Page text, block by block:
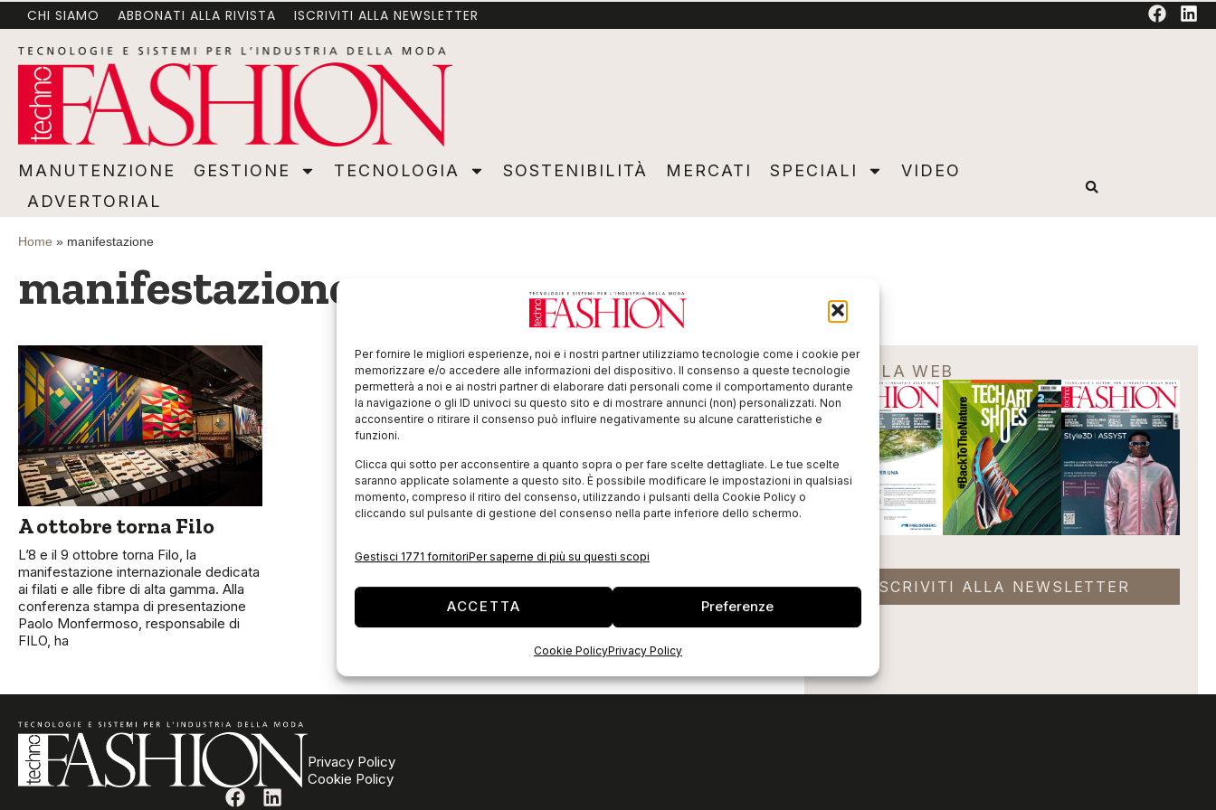
Per fornire le migliori esperienze, noi e i nostri partner utilizziamo tecnologie come i cookie per
memorizzare e/o accedere alle informazioni del dispositivo. Il consenso a queste tecnologie
permetterà a noi e ai nostri partner di elaborare dati personali come il comportamento durante
la navigazione o gli ID univoci su questo sito e di mostrare annunci (non) personalizzati. Non
acconsentire o ritirare il consenso può influire negativamente su alcune caratteristiche e
funzioni.
Clicca qui sotto per acconsentire a quanto sopra o per fare scelte dettagliate. Le tue scelte
saranno applicate solamente a questo sito. È possibile modificare le impostazioni in qualsiasi
momento, compreso il ritiro del consenso, utilizzando i pulsanti della Cookie Policy o
cliccando sul pulsante di gestione del consenso nella parte inferiore dello schermo.
Gestisci 1771 fornitoriPer saperne di più su questi scopi
ACCETTA Preferenze
Cookie PolicyPrivacy Policy
MANUTENZIONE GESTIONE TECNOLOGIA SOSTENIBILITÀ MERCATI SPECIALI VIDEO ADVERTORIAL
CHI SIAMO ABBONATI ALLA RIVISTA ISCRIVITI ALLA NEWSLETTER
MANUTENZIONE GESTIONE TECNOLOGIA SOSTENIBILITÀ MERCATI SPECIALI
VIDEO
ADVERTORIAL
Home » manifestazione
manifestazione
A ottobre torna Filo
L’8 e il 9 ottobre torna Filo, la
manifestazione internazionale dedicata
ai filati e alle fibre di alta gamma. Alla
conferenza stampa di presentazione
Paolo Monfermoso, responsabile di
FILO, ha
EDICOLA WEB
ISCRIVITI ALLA NEWSLETTER
Privacy Policy
Cookie Policy